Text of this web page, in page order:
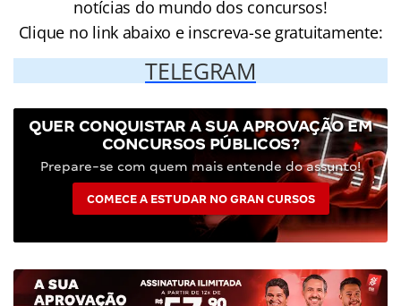
notícias do mundo dos concursos!
Clique no link abaixo e inscreva-se gratuitamente:
TELEGRAM
QUER CONQUISTAR A SUA APROVAÇÃO EM
CONCURSOS PÚBLICOS?
Prepare-se com quem mais entende do assunto!
COMECE A ESTUDAR NO GRAN CURSOS